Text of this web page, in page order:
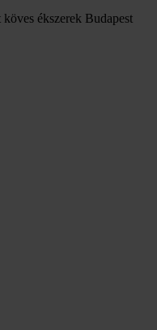
ékszerek Budapest